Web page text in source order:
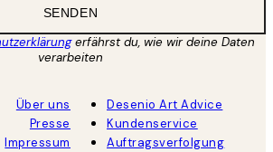
SENDEN
erfährst du, wie wir deine Daten
verarbeiten
Über uns
Presse
Impressum
Desenio Art Advice
Kundenservice
Auftragsverfolgung